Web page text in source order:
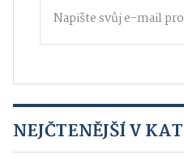
NEJČTENĚJŠÍ V